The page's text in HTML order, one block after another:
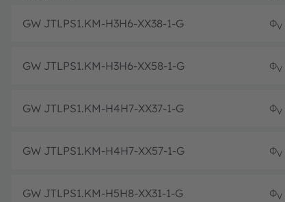
GW JTLPS1.KM-H3H6-XX38-1-G ΦV
GW JTLPS1.KM-H3H6-XX58-1-G ΦV
GW JTLPS1.KM-H4H7-XX37-1-G ΦV
GW JTLPS1.KM-H4H7-XX57-1-G ΦV
GW JTLPS1.KM-H5H8-XX31-1-G ΦV